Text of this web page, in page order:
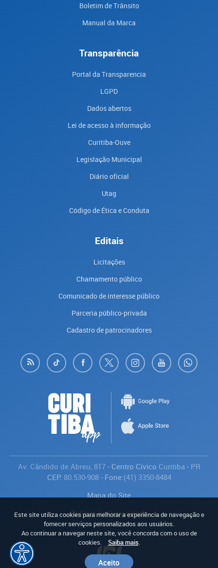
Boletim de Trânsito
Manual da Marca
Transparência
Portal da Transparencia
LGPD
Dados abertos
Lei de acesso à informação
Curitiba-Ouve
Legislação Municipal
Diário oficial
Utag
Código de Ética e Conduta
Editais
Licitações
Chamamento público
Comunicado de interesse público
Parceria público-privada
Cadastro de patrocinadores
Av. Cândido de Abreu, 817- Centro Cívico Curitiba - PR
CEP: 80.530-908- Fone:(41) 3350-8484
Mapa do Site
Política de Privacidade
Avaliar
Este site utiliza cookies para melhorar a experiência de navegação e
fornecer serviços personalizados aos usuários.
Ao continuar a navegar neste site, você concorda com o uso de
cookies.
Saiba mais.
Aceito